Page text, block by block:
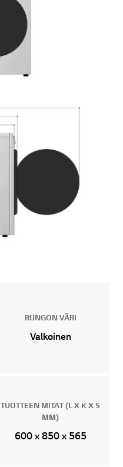
RUNGON VÄRI
Valkoinen
TUOTTEEN MITAT (L X K X S
MM)
600 x 850 x 565